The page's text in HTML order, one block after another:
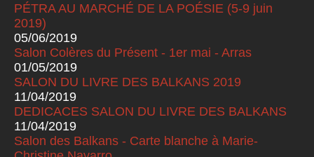
PÉTRA AU MARCHÉ DE LA POÉSIE (5-9 juin
2019)
05/06/2019
Salon Colères du Présent - 1er mai - Arras
01/05/2019
SALON DU LIVRE DES BALKANS 2019
11/04/2019
DEDICACES SALON DU LIVRE DES BALKANS
11/04/2019
Salon des Balkans - Carte blanche à Marie-